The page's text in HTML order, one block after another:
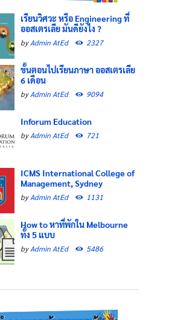
เรียนวิศวะ หรือ Engineering ที่
ออสเตรเลีย มันดียังไง ?
byAdmin AtEd 2327
ขั้นตอนไปเรียนภาษา ออสเตรเลีย
6 เดือน
byAdmin AtEd 9094
Inforum Education
byAdmin AtEd 721
ICMS International College of
Management, Sydney
byAdmin AtEd 1131
How to หาที่พักใน Melbourne
ทั้ง 5 แบบ
byAdmin AtEd 5486